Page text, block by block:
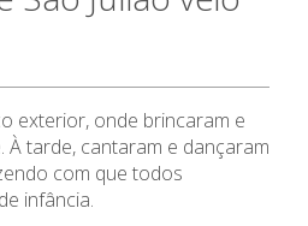
Geriátrico
exterior, onde brincaram e
À tarde, cantaram e dançaram
com que todos
infância.